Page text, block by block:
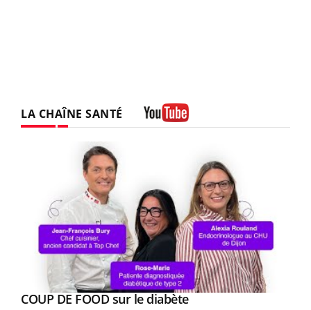
LA CHAÎNE SANTÉ
Youtube
COUP DE FOOD sur le diabèteYoutube
Youtube
Quand l’entreprise mise sur le bien être global